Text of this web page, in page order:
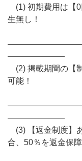
(1) 初期費用は
生無し！
―――――――
(2) 掲載期間の【
可能！
―――――――
(3) 【返金制度
合、50％を返金保障